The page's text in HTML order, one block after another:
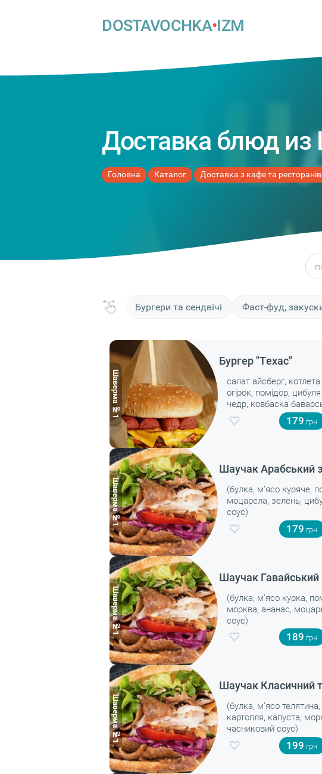
DOSTAVOCHKA•IZM
Доставка блюд
Головна Каталог Доставка з кафе та ресторанів
Бургери та сендвічі Фаст-фуд,
Бургер "Tехас"
салат айсберг,
огірок, помідор,
чедр, ковбаска
соус.
179
Шаучак Арабський
(булка, м’ясо куряче,
моцарела, зелень,
соус)
179
Шаучак Гавайський
(булка, м’ясо курка,
морква, ананас,
соус)
189
Шаучак Класичний
(булка, м’ясо телятина,
картопля, капуста,
часниковий соус)
199